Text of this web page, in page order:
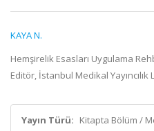
KAYA N.
Hemşirelik Esasları Uygulama
Editör, İstanbul Medikal Yayıncılık
Yayın Türü: Kitapta Bölüm /